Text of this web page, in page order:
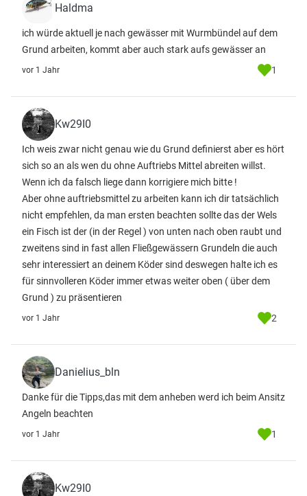
Haldma
ich würde aktuell je nach gewässer mit Wurmbündel auf dem
Grund arbeiten, kommt aber auch stark aufs gewässer an
vor 1 Jahr 1
Kw29I0
Ich weis zwar nicht genau wie du Grund definierst aber es hört
sich so an als wen du ohne Auftriebs Mittel abreiten willst.
Wenn ich da falsch liege dann korrigiere mich bitte !
Aber ohne auftriebsmittel zu arbeiten kann ich dir tatsächlich
nicht empfehlen, da man ersten beachten sollte das der Wels
ein Fisch ist der (in der Regel ) von unten nach oben raubt und
zweitens sind in fast allen Fließgewässern Grundeln die auch
sehr interessiert an deinem Köder sind deswegen halte ich es
für sinnvolleren Köder immer etwas weiter oben ( über dem
Grund ) zu präsentieren
vor 1 Jahr 2
Danielius_bln
Danke für die Tipps,das mit dem anheben werd ich beim Ansitz
Angeln beachten
vor 1 Jahr 1
Kw29I0